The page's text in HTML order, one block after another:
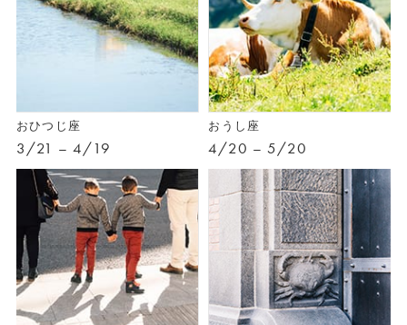
おひつじ座
3/21 – 4/19
おうし座
4/20 – 5/20